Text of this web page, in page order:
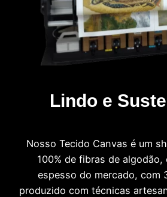
Lindo e
Nosso Tecido Canvas é um
100% de fibras de algodão,
espesso do mercado, com
produzido com técnicas